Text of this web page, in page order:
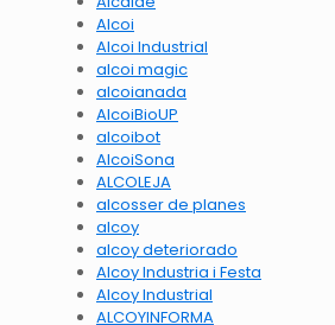
Alcoi
Alcoi Industrial
alcoi magic
alcoianada
AlcoiBioUP
alcoibot
AlcoiSona
ALCOLEJA
alcosser de planes
alcoy
alcoy deteriorado
Alcoy Industria i Festa
Alcoy Industrial
ALCOYINFORMA